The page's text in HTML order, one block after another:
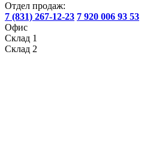
Отдел продаж:
7 (831) 267-12-23 7 920 006 93 53
Офис
Склад 1
Склад 2